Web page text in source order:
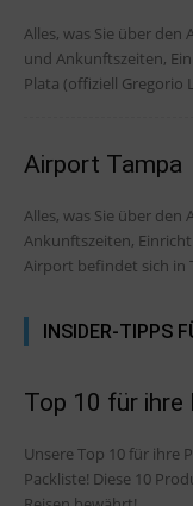
Alles, was Sie über
und Ankunftszeiten,
Plata (offiziell
Airport Tampa
Alles, was Sie über
Ankunftszeiten, Einrichtungen und
Airport befindet sich in
INSIDER-TIPPS
Top 10 für ihre
Unsere Top 10 für ihre
Packliste! Diese 10